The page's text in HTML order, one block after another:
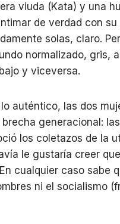
viuda (Kata) y una
de verdad con su
solas, claro.
normalizado, gris,
y viceversa.
auténtico, las dos
generacional:
los coletazos de la
le gustaría creer
cualquier caso sabe
ni el socialismo